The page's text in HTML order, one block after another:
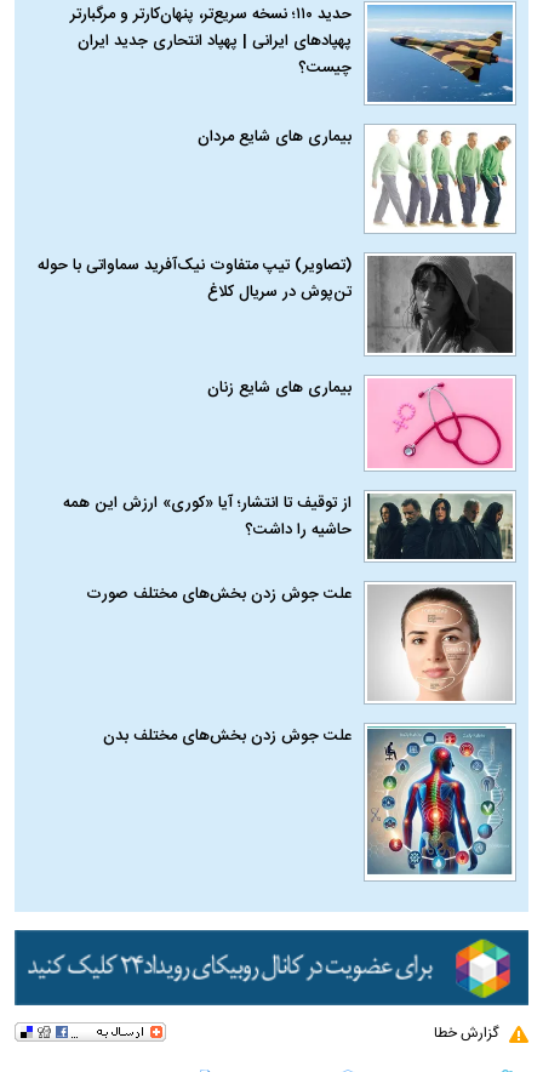
حدید ۱۱۰؛ نسخه سریع‌تر، پنهان‌کارتر و مرگبارتر
پهپادهای ایرانی | پهپاد انتحاری جدید ایران
چیست؟
بیماری‌ های شایع مردان
(تصاویر) تیپ متفاوت نیک‌آفرید سماواتی با حوله
تن‌پوش در سریال کلاغ
بیماری‌ های شایع زنان
از توقیف تا انتشار؛ آیا «کوری» ارزش این همه
حاشیه را داشت؟
علت جوش زدن بخش‌های مختلف صورت
علت جوش زدن بخش‌های مختلف بدن
گزارش خطا